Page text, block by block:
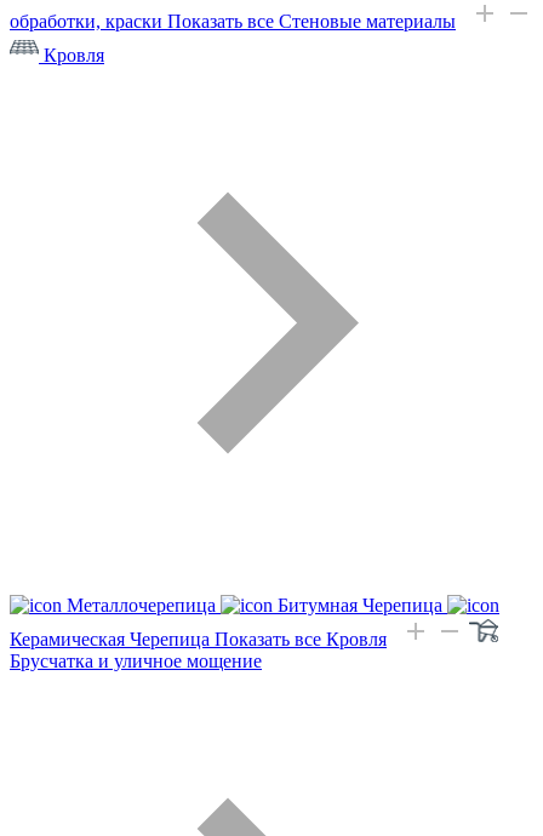
обработки, краски Показать все Стеновые материалы
Кровля
Металлочерепица
Битумная Черепица
Керамическая Черепица Показать все Кровля
Брусчатка и уличное мощение